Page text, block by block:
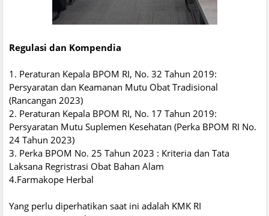
Regulasi dan Kompendia
1. Peraturan Kepala BPOM RI, No. 32 Tahun 2019:
Persyaratan dan Keamanan Mutu Obat Tradisional
(Rancangan 2023)
2. Peraturan Kepala BPOM RI, No. 17 Tahun 2019:
Persyaratan Mutu Suplemen Kesehatan (Perka BPOM RI No.
24 Tahun 2023)
3. Perka BPOM No. 25 Tahun 2023 : Kriteria dan Tata
Laksana Regristrasi Obat Bahan Alam
4.Farmakope Herbal
Yang perlu diperhatikan saat ini adalah KMK RI